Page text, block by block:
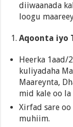
diiwaanada
loogu
Aqoonta iyo
Heerka 1aad/
kuliyadaha
Maareynta,
mid kale oo
Xirfad sare
muhiim.